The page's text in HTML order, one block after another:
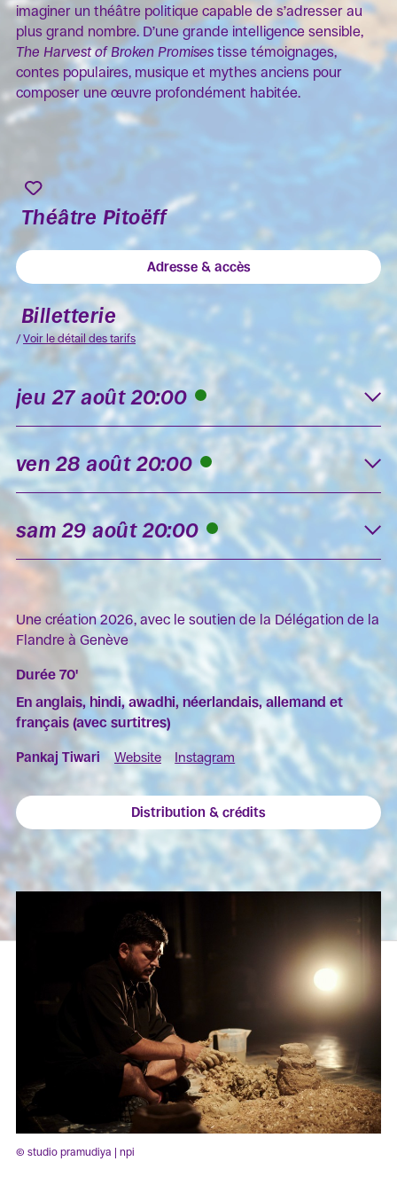
imaginer un théâtre politique capable de s’adresser au
plus grand nombre. D’une grande intelligence sensible,
The Harvest of Broken Promises tisse témoignages,
contes populaires, musique et mythes anciens pour
composer une œuvre profondément habitée.
Théâtre Pitoëff
Adresse & accès
Billetterie
/Voir le détail des tarifs
jeu 27 août 20:00
ven 28 août 20:00
sam 29 août 20:00
Une création 2026, avec le soutien de la Délégation de la
Flandre à Genève
Durée 70'
En anglais, hindi, awadhi, néerlandais, allemand et
français (avec surtitres)
Pankaj Tiwari Website Instagram
Distribution & crédits
© studio pramudiya | npi